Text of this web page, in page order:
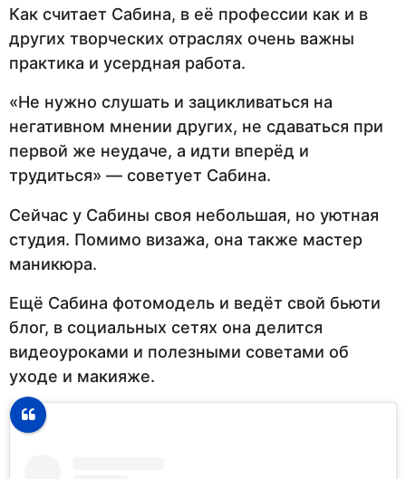
Как считает Сабина, в её профессии как и в
других творческих отраслях очень важны
практика и усердная работа.
«Не нужно слушать и зацикливаться на
негативном мнении других, не сдаваться при
первой же неудаче, а идти вперёд и
трудиться» — советует Сабина.
Сейчас у Сабины своя небольшая, но уютная
студия. Помимо визажа, она также мастер
маникюра.
Ещё Сабина фотомодель и ведёт свой бьюти
блог, в социальных сетях она делится
видеоуроками и полезными советами об
уходе и макияже.